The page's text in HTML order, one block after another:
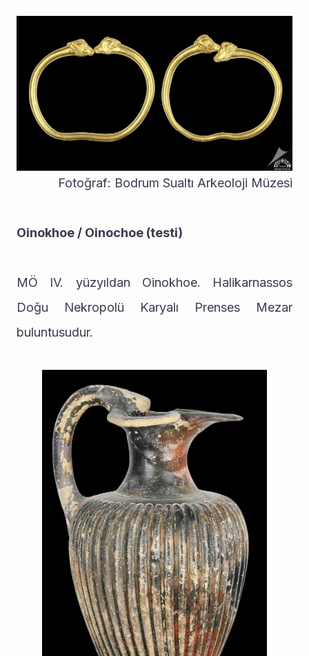
Fotoğraf: Bodrum Sualtı Arkeoloji Müzesi
Oinokhoe / Oinochoe (testi)
MÖ IV. yüzyıldan Oinokhoe. Halikarnassos
Doğu Nekropolü Karyalı Prenses Mezar
buluntusudur.